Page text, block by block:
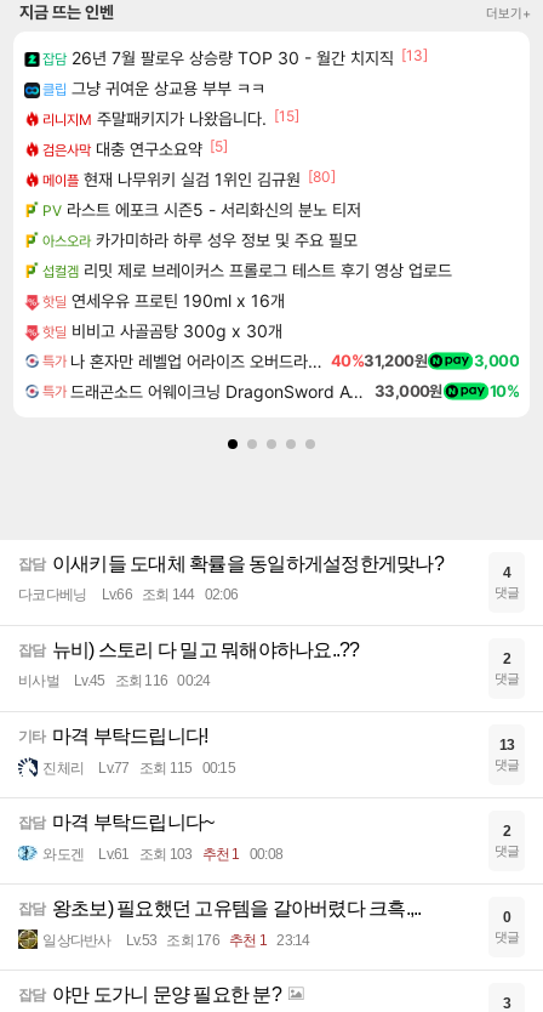
지금 뜨는 인벤 더보기+
잡담 26년 7월 팔로우 상승량 TOP 30 - 월간 치지직 [13]
클립 그냥 귀여운 상교용 부부 ㅋㅋ
리니지M 주말패키지가 나왔읍니다. [15]
검은사막 대충 연구소요약 [5]
메이플 현재 나무위키 실검 1위인 김규원 [80]
PV 라스트 에포크 시즌5 - 서리화신의 분노 티저
아스오라 카가미하라 하루 성우 정보 및 주요 필모
섭컬겜 리밋 제로 브레이커스 프롤로그 테스트 후기 영상 업로드
핫딜 연세우유 프로틴 190ml x 16개
핫딜 비비고 사골곰탕 300g x 30개
특가 나 혼자만 레벨업 어라이즈 오버드라이브 디럭스 에디션 Solo Leveling Arise Overdrive Deluxe Edition 40%31,200원 3,000
특가 드래곤소드 어웨이크닝 DragonSword Awakening 33,000원 10%
잡담 이새키들 도대체 확률을 동일하게설정한게맞나?
다코다베닝 Lv.66 조회 144 02:06
4
댓글
잡담 뉴비) 스토리 다 밀고 뭐해야하나요..??
비사벌 Lv.45 조회 116 00:24
2
댓글
기타 마격 부탁드립니다!
진체리 Lv.77 조회 115 00:15
13
댓글
잡담 마격 부탁드립니다~
와도겐 Lv.61 조회 103 추천 1 00:08
2
댓글
잡담 왕초보) 필요했던 고유템을 갈아버렸다 크흑.,..
일상다반사 Lv.53 조회 176 추천 1 23:14
0
댓글
잡담 야만 도가니 문양 필요한 분? 3